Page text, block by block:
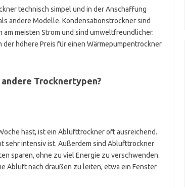
technisch simpel und in der Anschaffung
andere Modelle. Kondensationstrockner sind
meisten Strom und sind umweltfreundlicher.
höhere Preis für einen Wärmepumpentrockner
Trocknertypen?
hast, ist ein Ablufttrockner oft ausreichend.
sehr intensiv ist. Außerdem sind Ablufttrockner
sparen, ohne zu viel Energie zu verschwenden.
Abluft nach draußen zu leiten, etwa ein Fenster